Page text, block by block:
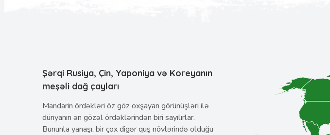
Şərqi Rusiya, Çin, Yaponiya və Koreyanın
meşəli dağ çayları
Mandarin ördəkləri öz göz oxşayan görünüşləri ilə
dünyanın ən gözəl ördəklərindən biri sayılırlar.
Bununla yanaşı, bir çox digər quş növlərində olduğu